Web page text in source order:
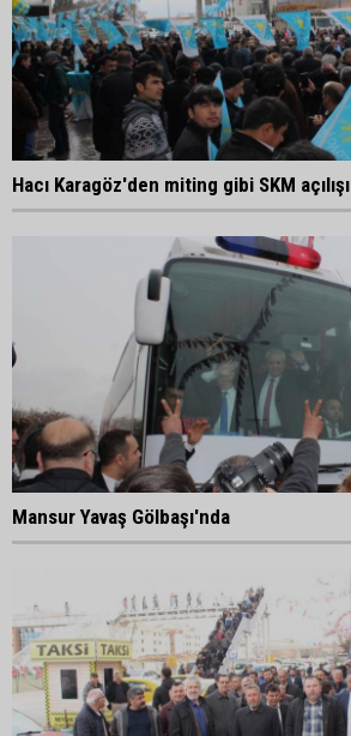
Hacı Karagöz'den miting gibi SKM açılışı
Mansur Yavaş Gölbaşı'nda